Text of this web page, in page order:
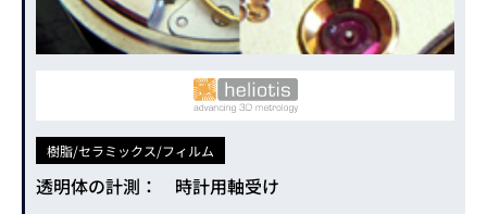
樹脂/セラミックス/フィルム
透明体の計測： 時計用軸受け